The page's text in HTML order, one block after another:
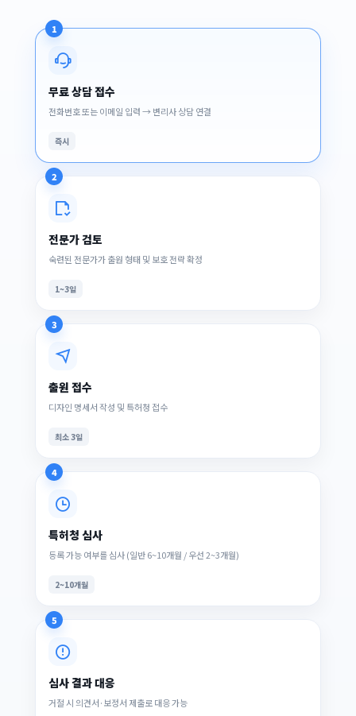
1
무료 상담 접수
전화번호 또는 이메일 입력 → 변리사 상담 연결
즉시
2
전문가 검토
숙련된 전문가가 출원 형태 및 보호 전략 확정
1~3일
3
출원 접수
디자인 명세서 작성 및 특허청 접수
최소 3일
4
특허청 심사
등록 가능 여부를 심사 (일반 6~10개월 / 우선 2~3개월)
2~10개월
5
심사 결과 대응
거절 시 의견서·보정서 제출로 대응 가능